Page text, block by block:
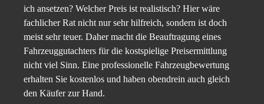
ich ansetzen? Welcher Preis ist realistisch? Hier wäre
fachlicher Rat nicht nur sehr hilfreich, sondern ist doch
meist sehr teuer. Daher macht die Beauftragung eines
Fahrzeuggutachters für die kostspielige Preisermittlung
nicht viel Sinn. Eine professionelle Fahrzeugbewertung
erhalten Sie kostenlos und haben obendrein auch gleich
den Käufer zur Hand.